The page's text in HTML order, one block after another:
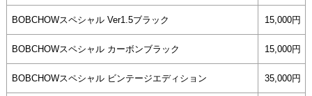
BOBCHOWスペシャル Ver1.5ブラック 15,000円
BOBCHOWスペシャル カーボンブラック 15,000円
BOBCHOWスペシャル ビンテージエディション 35,000円